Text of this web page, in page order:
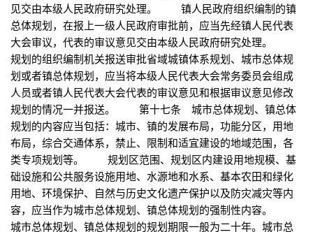
见交由本级人民政府研究处理。 镇人民政府组织编制的镇
总体规划，在报上一级人民政府审批前，应当先经镇人民代表
大会审议，代表的审议意见交由本级人民政府研究处理。
规划的组织编制机关报送审批省域城镇体系规划、城市总体规
划或者镇总体规划，应当将本级人民代表大会常务委员会组成
人员或者镇人民代表大会代表的审议意见和根据审议意见修改
规划的情况一并报送。 第十七条 城市总体规划、镇总体
规划的内容应当包括：城市、镇的发展布局，功能分区，用地
布局，综合交通体系，禁止、限制和适宜建设的地域范围，各
类专项规划等。 规划区范围、规划区内建设用地规模、基
础设施和公共服务设施用地、水源地和水系、基本农田和绿化
用地、环境保护、自然与历史文化遗产保护以及防灾减灾等内
容，应当作为城市总体规划、镇总体规划的强制性内容。
城市总体规划、镇总体规划的规划期限一般为二十年。城市总